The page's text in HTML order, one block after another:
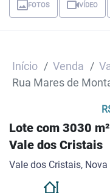
FOTOS VÍDEO
Início Venda
Rua Mares de
Lote com 3030
Vale dos Cristais
Vale dos Cristais, Nova